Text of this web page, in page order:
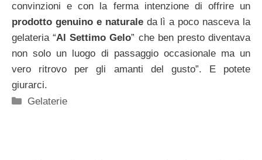
convinzioni e con la ferma intenzione di offrire un
prodotto genuino e naturaleda lì a poco nasceva la
gelateria “Al Settimo Gelo” che ben presto diventava
non solo un luogo di passaggio occasionale ma un
vero ritrovo per gli amanti del gusto”. E potete
giurarci.
Categorie
Gelaterie